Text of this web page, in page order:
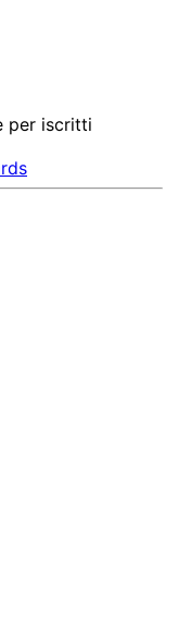
per iscritti